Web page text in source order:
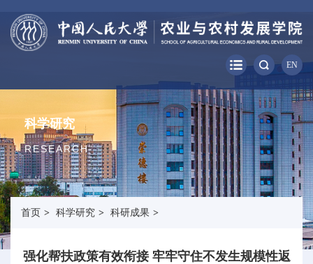
EN
科学研究
RESEARCH
首页 > 科学研究 > 科研成果 >
强化帮扶政策有效衔接 牢牢守住不发生规模性返